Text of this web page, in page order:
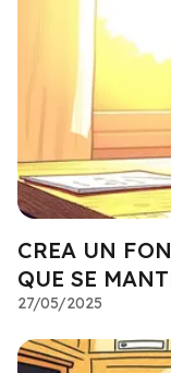
CREA UN
QUE SE
27/05/2025